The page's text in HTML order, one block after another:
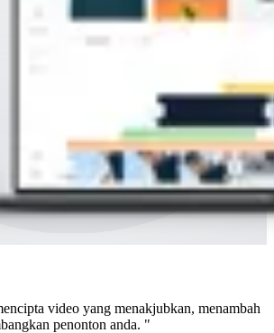
video yang menakjubkan, menambah
penonton anda. "